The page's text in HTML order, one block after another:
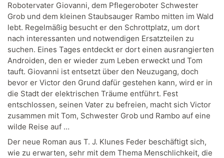
Robotervater Giovanni, dem Pflegeroboter Schwester
Grob und dem kleinen Staubsauger Rambo mitten im Wald
lebt. Regelmäßig besucht er den Schrottplatz, um dort
nach interessanten und notwendigen Ersatzteilen zu
suchen. Eines Tages entdeckt er dort einen ausrangierten
Androiden, den er wieder zum Leben erweckt und Tom
tauft. Giovanni ist entsetzt über den Neuzugang, doch
bevor er Victor den Grund dafür gestehen kann, wird er in
die Stadt der elektrischen Träume entführt. Fest
entschlossen, seinen Vater zu befreien, macht sich Victor
zusammen mit Tom, Schwester Grob und Rambo auf eine
wilde Reise auf …
Der neue Roman aus T. J. Klunes Feder beschäftigt sich,
wie zu erwarten, sehr mit dem Thema Menschlichkeit, die